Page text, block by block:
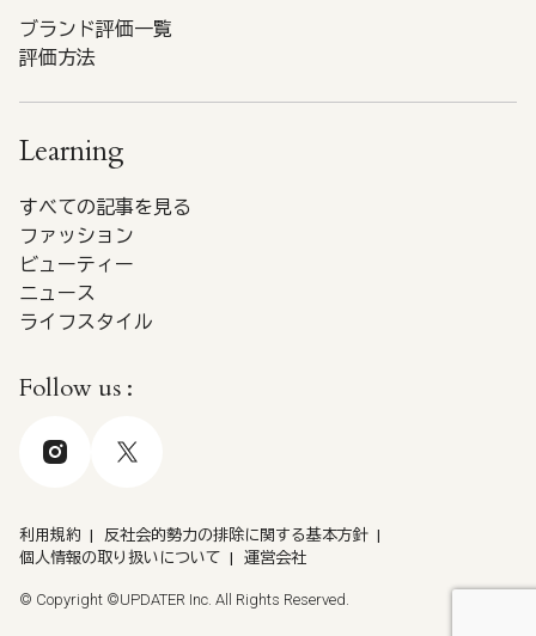
ブランド評価一覧
評価方法
Learning
すべての記事を見る
ファッション
ビューティー
ニュース
ライフスタイル
Follow us :
利用規約
反社会的勢力の排除に関する基本方針
個人情報の取り扱いについて
運営会社
© Copyright ©UPDATER Inc. All Rights Reserved.